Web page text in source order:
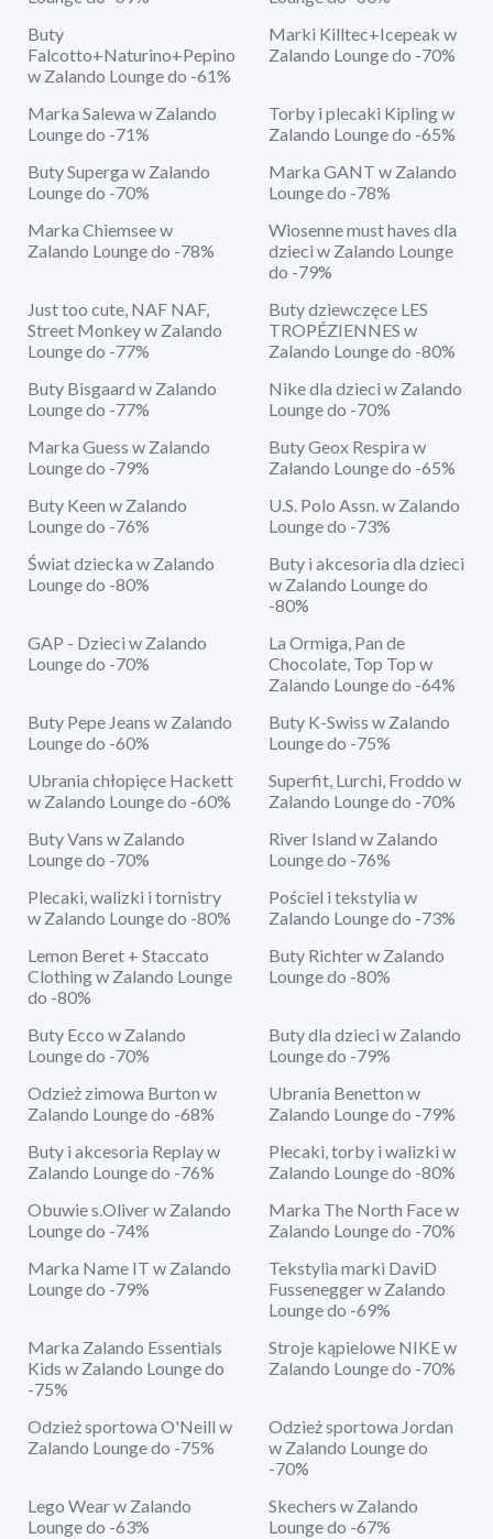
Buty
Falcotto+Naturino+Pepino
w Zalando Lounge do -61%
Marki Killtec+Icepeak w
Zalando Lounge do -70%
Marka Salewa w Zalando
Lounge do -71%
Torby i plecaki Kipling w
Zalando Lounge do -65%
Buty Superga w Zalando
Lounge do -70%
Marka GANT w Zalando
Lounge do -78%
Marka Chiemsee w
Zalando Lounge do -78%
Wiosenne must haves dla
dzieci w Zalando Lounge
do -79%
Just too cute, NAF NAF,
Street Monkey w Zalando
Lounge do -77%
Buty dziewczęce LES
TROPÉZIENNES w
Zalando Lounge do -80%
Buty Bisgaard w Zalando
Lounge do -77%
Nike dla dzieci w Zalando
Lounge do -70%
Marka Guess w Zalando
Lounge do -79%
Buty Geox Respira w
Zalando Lounge do -65%
Buty Keen w Zalando
Lounge do -76%
U.S. Polo Assn. w Zalando
Lounge do -73%
Świat dziecka w Zalando
Lounge do -80%
Buty i akcesoria dla dzieci
w Zalando Lounge do
-80%
GAP - Dzieci w Zalando
Lounge do -70%
La Ormiga, Pan de
Chocolate, Top Top w
Zalando Lounge do -64%
Buty Pepe Jeans w Zalando
Lounge do -60%
Buty K-Swiss w Zalando
Lounge do -75%
Ubrania chłopięce Hackett
w Zalando Lounge do -60%
Superfit, Lurchi, Froddo w
Zalando Lounge do -70%
Buty Vans w Zalando
Lounge do -70%
River Island w Zalando
Lounge do -76%
Plecaki, walizki i tornistry
w Zalando Lounge do -80%
Pościel i tekstylia w
Zalando Lounge do -73%
Lemon Beret + Staccato
Clothing w Zalando Lounge
do -80%
Buty Richter w Zalando
Lounge do -80%
Buty Ecco w Zalando
Lounge do -70%
Buty dla dzieci w Zalando
Lounge do -79%
Odzież zimowa Burton w
Zalando Lounge do -68%
Ubrania Benetton w
Zalando Lounge do -79%
Buty i akcesoria Replay w
Zalando Lounge do -76%
Plecaki, torby i walizki w
Zalando Lounge do -80%
Obuwie s.Oliver w Zalando
Lounge do -74%
Marka The North Face w
Zalando Lounge do -70%
Marka Name IT w Zalando
Lounge do -79%
Tekstylia marki DaviD
Fussenegger w Zalando
Lounge do -69%
Marka Zalando Essentials
Kids w Zalando Lounge do
-75%
Stroje kąpielowe NIKE w
Zalando Lounge do -70%
Odzież sportowa O'Neill w
Zalando Lounge do -75%
Odzież sportowa Jordan
w Zalando Lounge do
-70%
Lego Wear w Zalando
Lounge do -63%
Skechers w Zalando
Lounge do -67%